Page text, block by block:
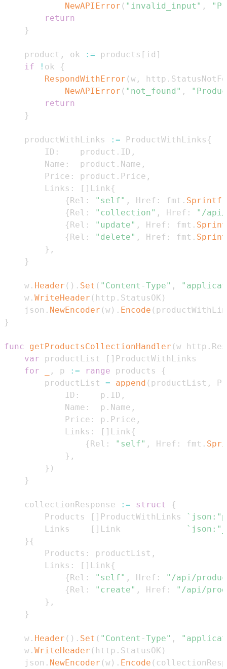
NewAPIError ( "invalid_input" ,
return
}
	product
, ok := products [ id ]
if
! ok
{
RespondWithError (w , http .
NewAPIError ( "not_found" ,
return
}
	productWithLinks
:= ProductWithLinks {
		ID
:
    product
. ID ,
		Name
:
  product
. Name ,
		Price
: product . Price ,
		Links
: [ ] Link{
{Rel : "self" , Href : fmt . Sprintf
{Rel : "collection" , Href :
"/api/
{Rel : "update" , Href : fmt .
{Rel : "delete" , Href : fmt .
} ,
}
	w
. Header ( ) . Set ( "Content-Type" ,
	w
. WriteHeader ( http . StatusOK )
	json
. NewEncoder (w) . Encode (
}
func getProductsCollectionHandler (w http .
var productList [ ]
for
, p := range products
{
		productList
= append ( productList ,
			ID
:
    p
. ID ,
			Name
:
  p
. Name ,
			Price
: p . Price ,
			Links
: [ ] Link{
{Rel : "self" , Href : fmt .
} ,
} )
}
	collectionResponse
:= struct
{
		Products
[ ] ProductWithLinks
		Links
[ ] Link
} {
		Products
: productList ,
		Links
: [ ] Link{
{Rel : "self" , Href :
"/api/
{Rel : "create" , Href :
"/api/
} ,
}
	w
. Header ( ) . Set ( "Content-Type" ,
	w
. WriteHeader ( http . StatusOK )
	json
. NewEncoder (w) . Encode (